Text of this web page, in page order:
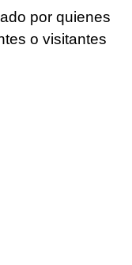
por quienes
o visitantes